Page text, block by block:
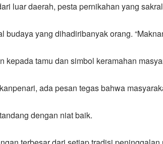
luar daerah, pesta pernikahan yang
budaya yang dihadiribanyak orang.
kepada tamu dan simbol keramahan
ada pesan tegas bahwa
dengan niat baik.